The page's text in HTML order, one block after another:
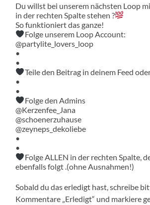
Du willst bei unserem nächsten Loop
in der rechten Spalte stehen ?
So funktioniert das ganze!
Folge unserem Loop Account:
@partylite_lovers_loop
•
•
Teile den Beitrag in deinem Feed
•
•
Folge den Admins
@Kerzenfee_Jana
@schoenerzuhause
@zeyneps_dekoliebe
•
•
Folge ALLEN in der rechten Spalte,
ebenfalls folgt .(ohne Ausnahmen!)
Sobald du das erledigt hast, schreibe
Kommentare „Erledigt“ und markiere